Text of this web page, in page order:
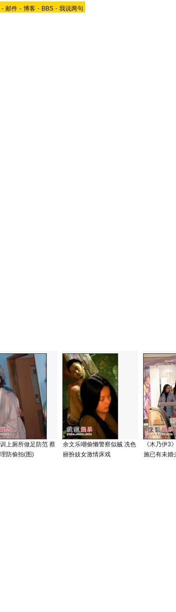
- 邮件 - 博客 - BBS - 我说两句
上厕所做足防范 蔡
防偷拍(图)
余文乐嘲偷懒警察似贼 冼色
丽扮妓女激情床戏
《木乃伊3
施已有未婚